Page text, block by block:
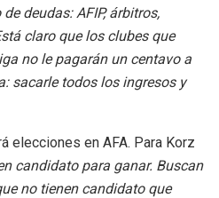
deudas: AFIP, árbitros,
claro que los clubes que
no le pagarán un centavo a
sacarle todos los ingresos y
elecciones en AFA. Para Korz
candidato para ganar. Buscan
no tienen candidato que